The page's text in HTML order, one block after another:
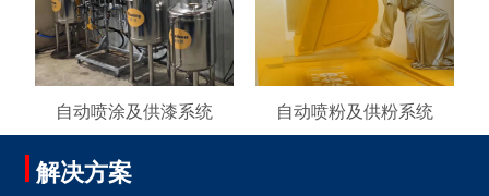
自动喷涂及供漆系统 自动喷粉及供粉系统
解决方案